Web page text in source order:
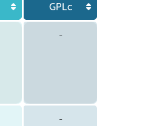
GPLc
-
-